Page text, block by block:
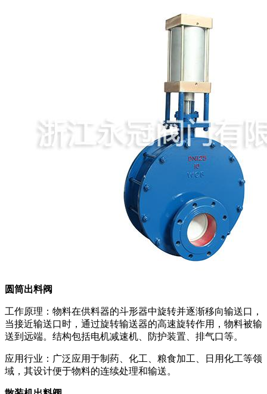
圆筒出料阀
工作原理：物料在供料器的斗形器中旋转并逐渐移向输送口，
当接近输送口时，通过旋转输送器的高速旋转作用，物料被输
送到远端。结构包括电机减速机、防护装置、排气口等。
应用行业：广泛应用于制药、化工、粮食加工、日用化工等领
域，其设计便于物料的连续处理和输送。